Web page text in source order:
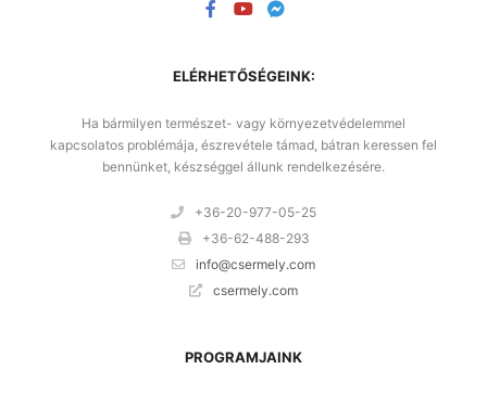
ELÉRHETŐSÉGEINK:
Ha bármilyen természet- vagy környezetvédelemmel
kapcsolatos problémája, észrevétele támad, bátran keressen fel
bennünket, készséggel állunk rendelkezésére.
+36-20-977-05-25
+36-62-488-293
info@csermely.com
csermely.com
PROGRAMJAINK